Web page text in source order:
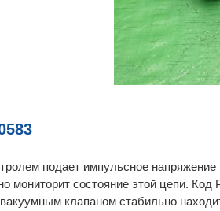
подает импульсное
мониторит состояние этой цепи. Код
клапаном стабильно